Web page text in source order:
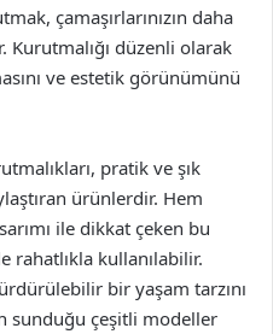
çamaşırlarınızın daha
Kurutmalığı düzenli olarak
ve estetik görünümünü
pratik ve şık
ürünlerdir. Hem
ile dikkat çeken bu
rahatlıkla kullanılabilir.
bir yaşam tarzını
sunduğu çeşitli modeller